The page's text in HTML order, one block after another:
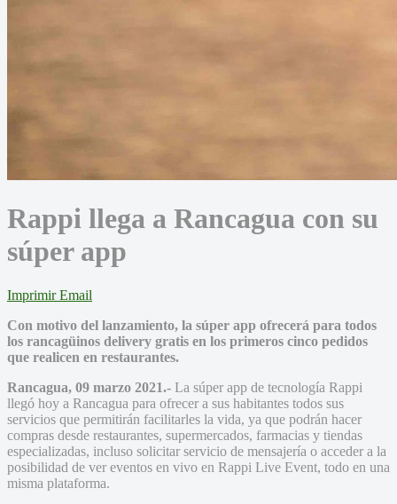
Rappi llega a Rancagua con su
súper app
Imprimir Email
Con motivo del lanzamiento, la súper app ofrecerá para todos
los rancagüinos delivery gratis en los primeros cinco pedidos
que realicen en restaurantes.
Rancagua, 09 marzo 2021.- La súper app de tecnología Rappi
llegó hoy a Rancagua para ofrecer a sus habitantes todos sus
servicios que permitirán facilitarles la vida, ya que podrán hacer
compras desde restaurantes, supermercados, farmacias y tiendas
especializadas, incluso solicitar servicio de mensajería o acceder a la
posibilidad de ver eventos en vivo en Rappi Live Event, todo en una
misma plataforma.